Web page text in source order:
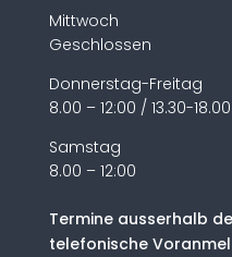
Mittwoch
Geschlossen
Donnerstag-Freitag
8.00 – 12:00 / 13.30-18.00
Samstag
8.00 – 12:00
Termine ausserhalb
telefonische